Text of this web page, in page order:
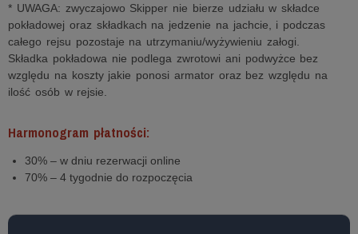
* UWAGA: zwyczajowo Skipper nie bierze udziału w składce
pokładowej oraz składkach na jedzenie na jachcie, i podczas
całego rejsu pozostaje na utrzymaniu/wyżywieniu załogi.
Składka pokładowa nie podlega zwrotowi ani podwyżce bez
względu na koszty jakie ponosi armator oraz bez względu na
ilość osób w rejsie.
Harmonogram płatności:
30% – w dniu rezerwacji online
70% – 4 tygodnie do rozpoczęcia